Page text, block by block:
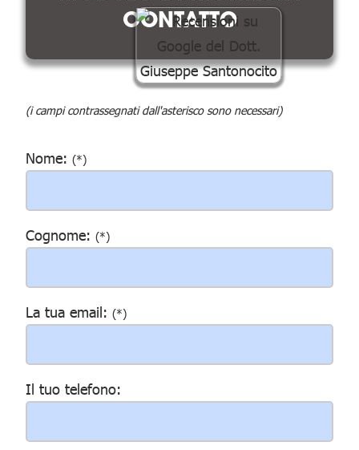
CONTATTO
(i campi contrassegnati dall'asterisco sono necessari)
Nome: (*)
Cognome: (*)
La tua email: (*)
Il tuo telefono: